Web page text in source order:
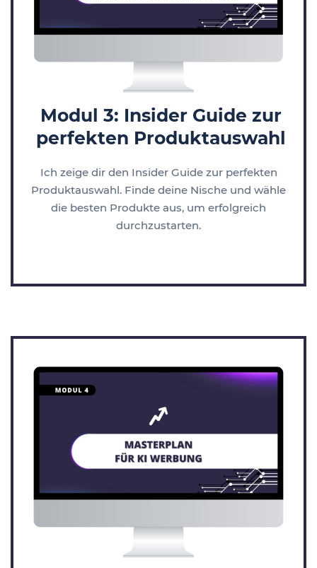
Modul 3: Insider Guide zur
perfekten Produktauswahl
Ich zeige dir den Insider Guide zur perfekten
Produktauswahl. Finde deine Nische und wähle
die besten Produkte aus, um erfolgreich
durchzustarten.